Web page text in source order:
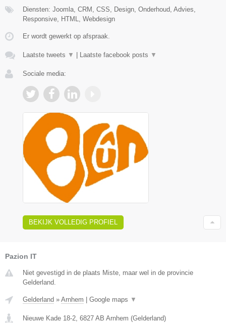
Diensten: Joomla, CRM, CSS, Design, Onderhoud, Advies,
Responsive, HTML, Webdesign
Er wordt gewerkt op afspraak.
Laatste tweets ▼ | Laatste facebook posts ▼
Sociale media:
BEKIJK VOLLEDIG PROFIEL
Pazion IT
Niet gevestigd in de plaats Miste, maar wel in de provincie
Gelderland.
Gelderland » Arnhem Google maps ▼
Nieuwe Kade 18-2, 6827 AB Arnhem (Gelderland)